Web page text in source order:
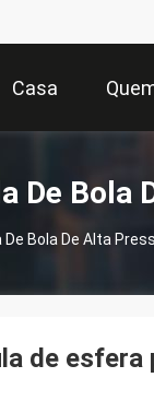
Casa
De Bola
De Bola De Alta
de esfera